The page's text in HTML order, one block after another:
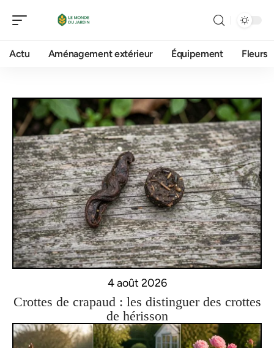
Actu Aménagement extérieur Équipement Fleurs
4 août 2026
Crottes de crapaud : les distinguer des crottes
de hérisson